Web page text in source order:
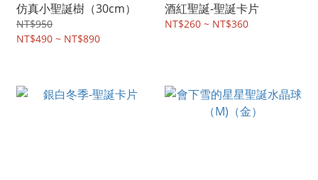
仿真小聖誕樹（30cm）
NT$950
NT$490 ~ NT$890
酒紅聖誕-聖誕卡片
NT$260 ~ NT$360